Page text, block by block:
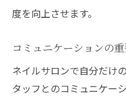
度を向上させます。
コミュニケーションの
ネイルサロンで自分だけ
タッフとのコミュニケー